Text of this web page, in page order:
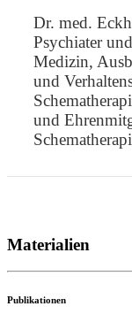
Dr. med.
Psychiater
Medizin,
und
und
Materialien
Publikationen